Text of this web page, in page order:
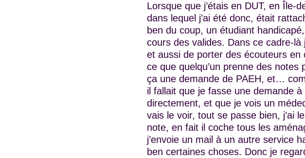
Lorsque que j’étais en DUT, en Île-
dans lequel j’ai été donc, était
ben du coup, un étudiant
cours des valides. Dans ce cadre-là
et aussi de porter des écouteurs en
ce que quelqu’un prenne des notes
ça une demande de PAEH, et…
il fallait que je fasse une demande
directement, et que je vois un
vais le voir, tout se passe bien, j’ai
note, en fait il coche tous les
j’envoie un mail à un autre service
ben certaines choses. Donc je